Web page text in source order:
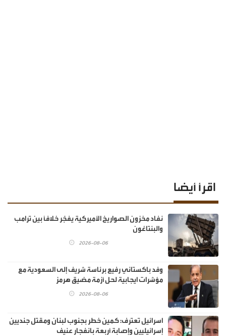
اقرأ أيضا
نفاد مخزون الصواريخ الأميركية يفجّر خلافًا بين ترامب
والبنتاغون
2026-08-06
وفد باكستاني رفيع برئاسة شريف إلى السعودية مع
مؤشرات ايجابية لحل أزمة مضيق هرمز
2026-08-06
اسرائيل تعترف: كمين خطر بجنوب لبنان ومقتل جنديين
إسرائيليين وإصابة أربعة بانفجار عنيف